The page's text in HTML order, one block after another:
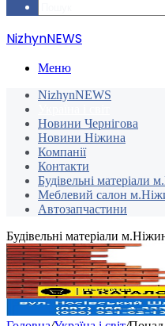
NizhynNEWS
Меню
NizhynNEWS
Новини Чернігова
Новини Ніжина
Компанії
Контакти
Будівельні матеріали
Меблевий салон
Автозапчастини
Будівельні матеріали